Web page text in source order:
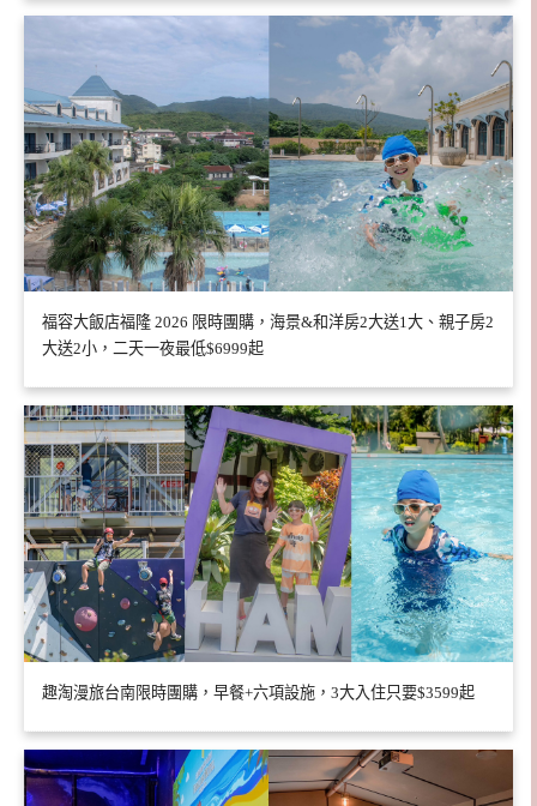
福容大飯店福隆 2026 限時團購，海景&和洋房2大送1大、親子房2
大送2小，二天一夜最低$6999起
趣淘漫旅台南限時團購，早餐+六項設施，3大入住只要$3599起